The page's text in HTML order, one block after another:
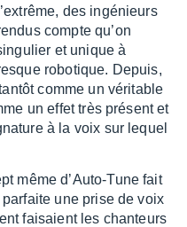
des ingé­nieurs
compte qu’on
et unique à
robo­tique. Depuis,
comme un véri­table
un effet très présent et
à la voix sur lequel
même d’Auto-Tune fait
une prise de voix
faisaient les chan­teurs